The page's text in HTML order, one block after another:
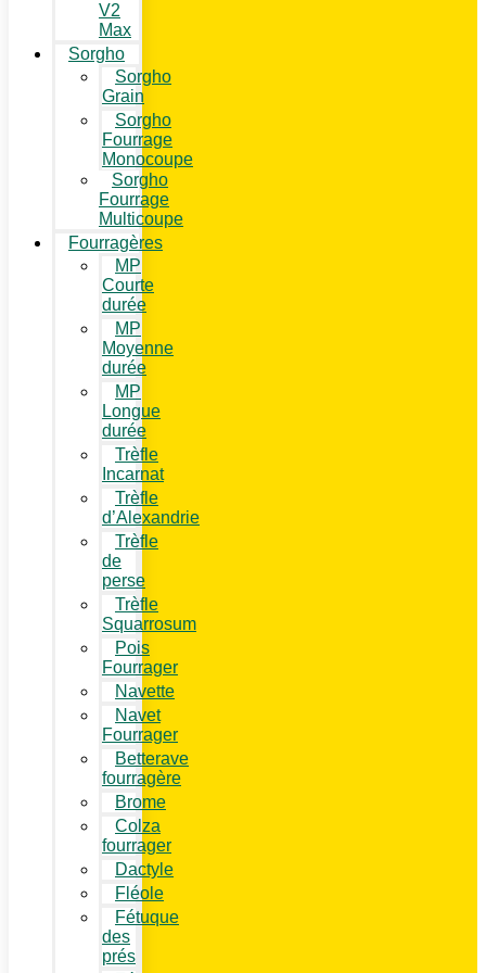
V2
Max
Sorgho
Sorgho
Grain
Sorgho
Fourrage
Monocoupe
Sorgho
Fourrage
Multicoupe
Fourragères
MP
Courte
durée
MP
Moyenne
durée
MP
Longue
durée
Trèfle
Incarnat
Trèfle
d’Alexandrie
Trèfle
de
perse
Trèfle
Squarrosum
Pois
Fourrager
Navette
Navet
Fourrager
Betterave
fourragère
Brome
Colza
fourrager
Dactyle
Fléole
Fétuque
des
prés